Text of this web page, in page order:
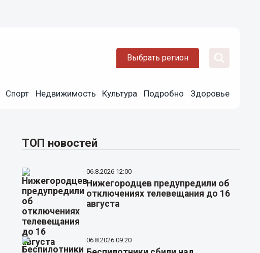
Выбрать регион
Спорт Недвижимость Культура Подробно Здоровье
ТОП новостей
06.8.2026 12:00
Нижегородцев предупредили об
отключениях телевещания до 16
августа
06.8.2026 09:20